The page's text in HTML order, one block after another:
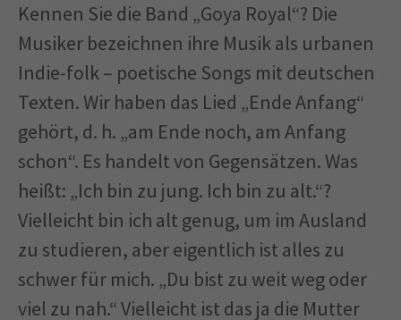
Kennen Sie die Band „Goya Royal“? Die
Musiker bezeichnen ihre Musik als urbanen
Indie-folk – poetische Songs mit deutschen
Texten. Wir haben das Lied „Ende Anfang“
gehört, d. h. „am Ende noch, am Anfang
schon“. Es handelt von Gegensätzen. Was
heißt: „Ich bin zu jung. Ich bin zu alt.“?
Vielleicht bin ich alt genug, um im Ausland
zu studieren, aber eigentlich ist alles zu
schwer für mich. „Du bist zu weit weg oder
viel zu nah.“ Vielleicht ist das ja die Mutter